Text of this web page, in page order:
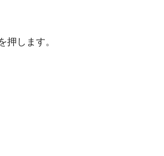
押します。